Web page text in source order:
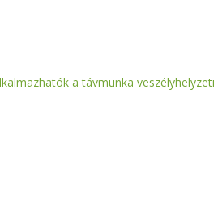
a távmunka veszélyhelyzeti